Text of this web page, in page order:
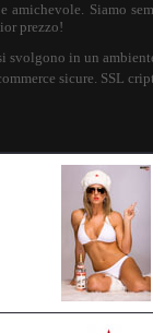
Siamo
prezzo!
in un
sicure. SSL